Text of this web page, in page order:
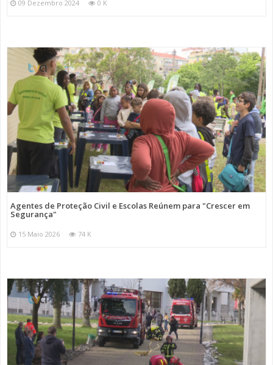
09 Dezembro 2024 0 K
Agentes de Proteção Civil e Escolas Reúnem para "Crescer em
Segurança"
15 Maio 2026 74 K